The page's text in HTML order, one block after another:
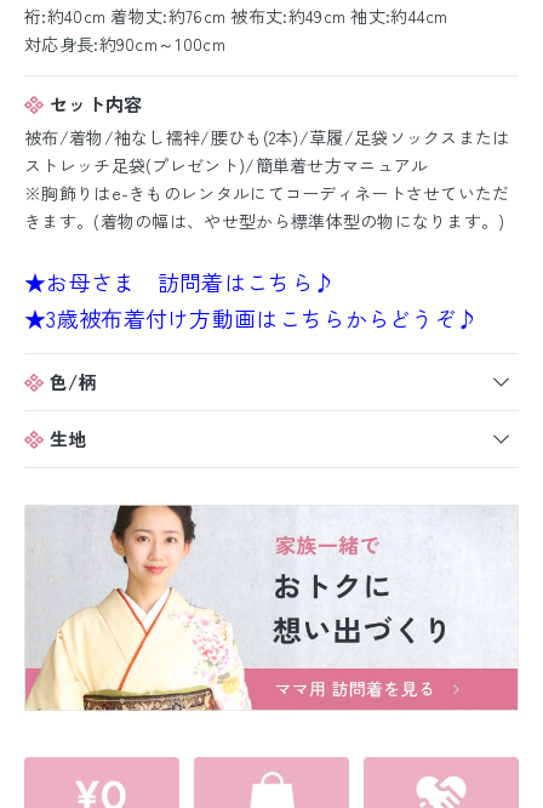
裄:約40cm 着物丈:約76cm 被布丈:約49cm 袖丈:約44cm
対応身長:約90cm～100cm
セット内容
被布/着物/袖なし襦袢/腰ひも(2本)/草履/足袋ソックスまたは
ストレッチ足袋(プレゼント)/簡単着せ方マニュアル
※胸飾りはe-きものレンタルにてコーディネートさせていただ
きます。(着物の幅は、やせ型から標準体型の物になります。)
★お母さま 訪問着はこちら♪
★3歳被布着付け方動画はこちらからどうぞ♪
色/柄
生地